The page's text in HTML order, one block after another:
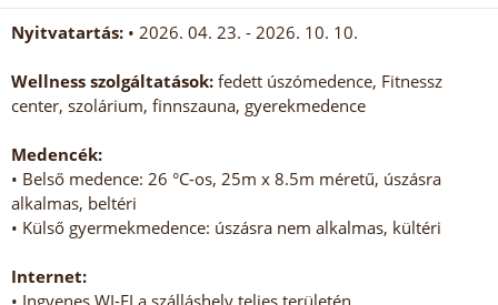
Nyitvatartás: • 2026. 04. 23. - 2026. 10. 10.
Wellness szolgáltatások: fedett úszómedence, Fitnessz
center, szolárium, finnszauna, gyerekmedence
Medencék:
• Belső medence: 26 °C-os, 25m x 8.5m méretű, úszásra
alkalmas, beltéri
• Külső gyermekmedence: úszásra nem alkalmas, kültéri
Internet: